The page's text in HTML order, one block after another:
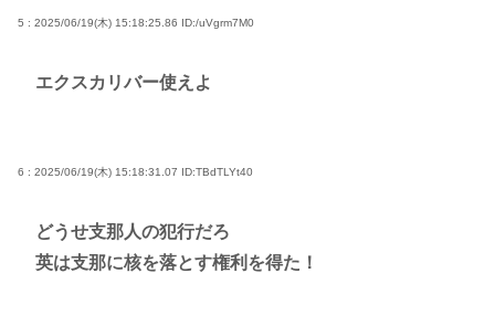
5 : 2025/06/19(木) 15:18:25.86 ID:/uVgrm7M0
エクスカリバー使えよ
6 : 2025/06/19(木) 15:18:31.07 ID:TBdTLYt40
どうせ支那人の犯行だろ
英は支那に核を落とす権利を得た！